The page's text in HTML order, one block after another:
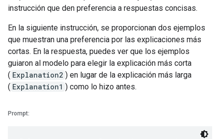
instrucción que den preferencia a respuestas concisas.
En la siguiente instrucción, se proporcionan dos ejemplos
que muestran una preferencia por las explicaciones más
cortas. En la respuesta, puedes ver que los ejemplos
guiaron al modelo para elegir la explicación más corta
( Explanation2 ) en lugar de la explicación más larga
( Explanation1 ) como lo hizo antes.
Prompt: